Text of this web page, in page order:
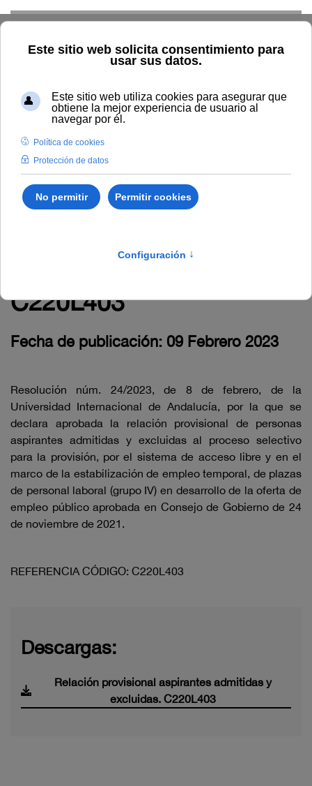
Inicio La UNIA Tablón de anuncios
Resolución 24/2023:
Relación provisional de
personas aspirantes
admitidas y excluidas.
C220L403
Fecha de publicación: 09 Febrero 2023
Resolución núm. 24/2023, de 8 de febrero, de la
Universidad Internacional de Andalucía, por la que se
declara aprobada la relación provisional de personas
aspirantes admitidas y excluidas al proceso selectivo
para la provisión, por el sistema de acceso libre y en el
marco de la estabilización de empleo temporal, de plazas
de personal laboral (grupo IV) en desarrollo de la oferta de
empleo público aprobada en Consejo de Gobierno de 24
de noviembre de 2021.
REFERENCIA CÓDIGO: C220L403
Descargas:
Relación provisional aspirantes admitidas y
excluidas. C220L403